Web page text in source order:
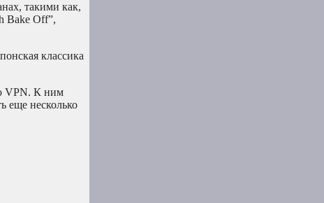
такими как,
Bake Off”,
классика
VPN. К ним
еще несколько